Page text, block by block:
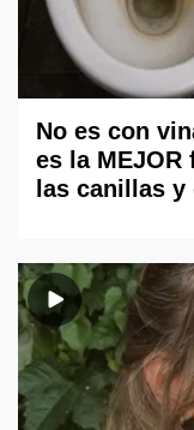
No es con
es la MEJOR
las canillas